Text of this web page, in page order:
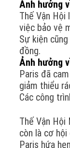
Ảnh hưởng
Thế Vận Hội
việc bảo vệ
Sự kiện
đồng.
Ảnh hưởng
Paris đã
giảm thiểu
Các công
Thế Vận
còn là cơ
Paris hứa